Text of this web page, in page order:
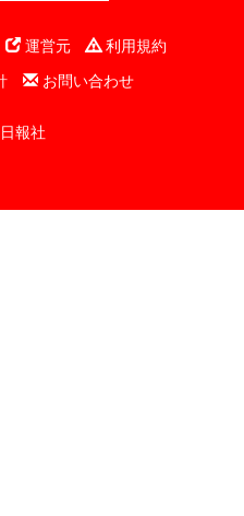
運営元
利用規約
お問い合わせ
報社